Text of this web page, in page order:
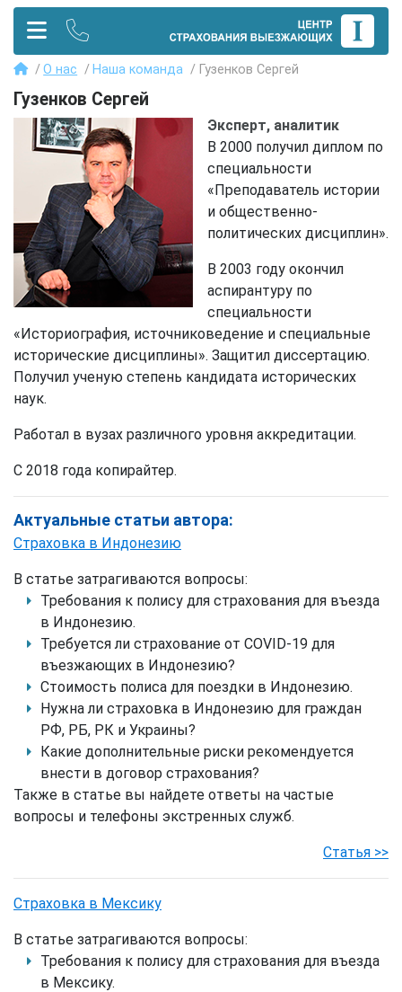
О нас Наша команда Гузенков Сергей
Гузенков Сергей
Эксперт, аналитик
В 2000 получил диплом по
специальности
«Преподаватель истории
и общественно-
политических дисциплин».
В 2003 году окончил
аспирантуру по
специальности
«Историография, источниковедение и специальные
исторические дисциплины». Защитил диссертацию.
Получил ученую степень кандидата исторических
наук.
Работал в вузах различного уровня аккредитации.
С 2018 года копирайтер.
Актуальные статьи автора:
Страховка в Индонезию
В статье затрагиваются вопросы:
Требования к полису для страхования для въезда
в Индонезию.
Требуется ли страхование от COVID-19 для
въезжающих в Индонезию?
Стоимость полиса для поездки в Индонезию.
Нужна ли страховка в Индонезию для граждан
РФ, РБ, РК и Украины?
Какие дополнительные риски рекомендуется
внести в договор страхования?
Также в статье вы найдете ответы на частые
вопросы и телефоны экстренных служб.
Статья >>
Страховка в Мексику
В статье затрагиваются вопросы:
Требования к полису для страхования для въезда
в Мексику.